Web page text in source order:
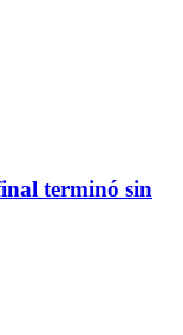
terminó sin